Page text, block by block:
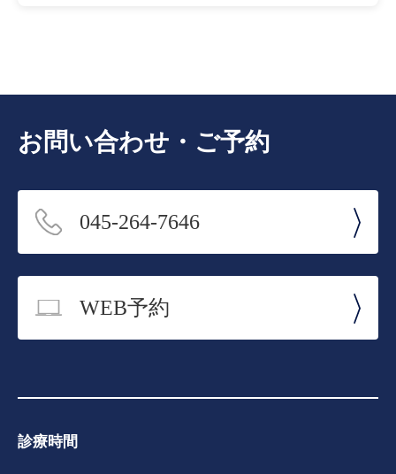
お問い合わせ・ご予約
045-264-7646
WEB予約
診療時間